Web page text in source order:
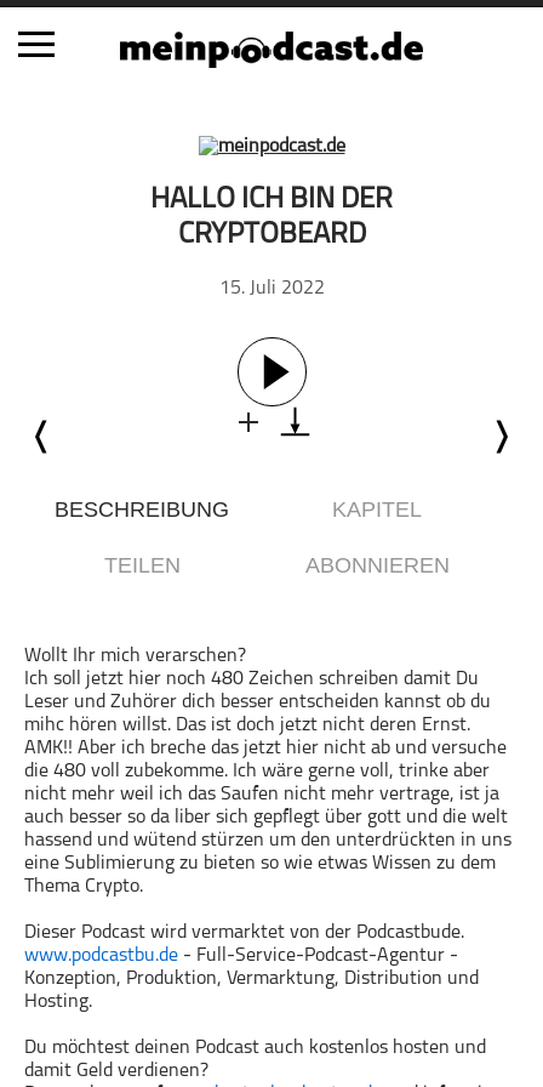
Fiktion
Geschichte
Gesellschaft & Kultur
Haustiere
Heim & Garten
Hobbys & Interessen
Immobilien
Karriere
Kinder & Familie
Kunst & Unterhaltung
Musik
Nachrichten
Persönliche Finanzen
Politik & Regierung
Reisen
HALLO ICH BIN DER
CRYPTOBEARD
15. Juli 2022
BESCHREIBUNG KAPITEL
TEILEN ABONNIEREN
Wollt Ihr mich verarschen?
Ich soll jetzt hier noch 480 Zeichen schreiben damit Du
Leser und Zuhörer dich besser entscheiden kannst ob du
mihc hören willst. Das ist doch jetzt nicht deren Ernst.
AMK!! Aber ich breche das jetzt hier nicht ab und versuche
die 480 voll zubekomme. Ich wäre gerne voll, trinke aber
nicht mehr weil ich das Saufen nicht mehr vertrage, ist ja
auch besser so da liber sich gepflegt über gott und die welt
hassend und wütend stürzen um den unterdrückten in uns
eine Sublimierung zu bieten so wie etwas Wissen zu dem
Thema Crypto.
Dieser Podcast wird vermarktet von der Podcastbude.
www.podcastbu.de - Full-Service-Podcast-Agentur -
Konzeption, Produktion, Vermarktung, Distribution und
Hosting.
Du möchtest deinen Podcast auch kostenlos hosten und
damit Geld verdienen?